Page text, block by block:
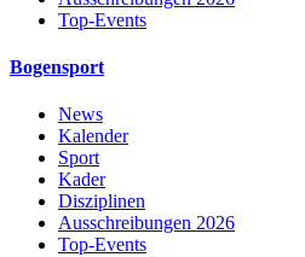
Top-Events
Bogensport
News
Kalender
Sport
Kader
Disziplinen
Ausschreibungen 2026
Top-Events